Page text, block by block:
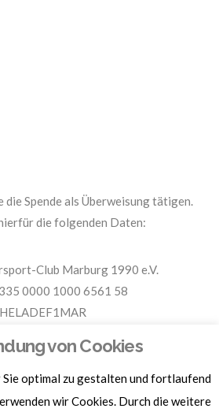
die Spende als Überweisung tätigen.
die folgenden Daten:
Club Marburg 1990 e.V.
0000 1000 6561 58
HELADEF1MAR
Sachspenden und weitere
hier klicken.
von Cookies
Sie optimal zu gestalten und fortlaufend
wir Cookies. Durch die weitere